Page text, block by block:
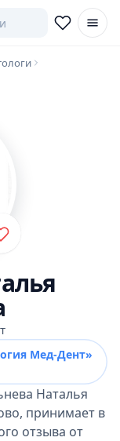
Мед-Дент»
Наталья
принимает в
отзыва от